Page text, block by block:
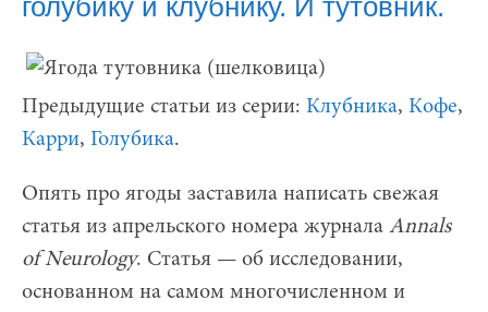
Предыдущие статьи из серии: Клубника, Кофе,
Карри, Голубика.
Опять про ягоды заставила написать свежая
статья из апрельского номера журнала Annals
ofNeurology. Статья — об исследовании,
основанном на самом многочисленном и